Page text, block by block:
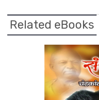
Related eBooks